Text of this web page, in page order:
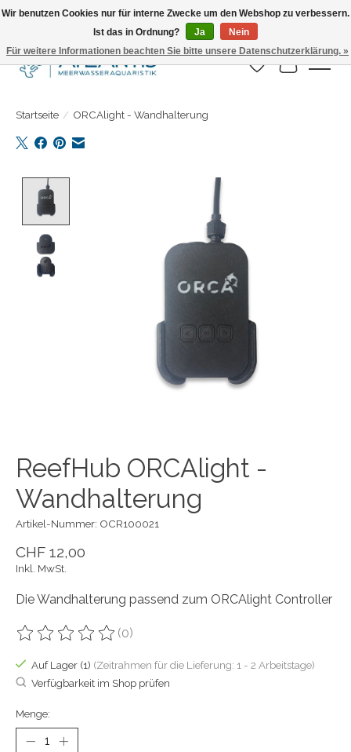
Täglicher Versand. Bestelle bis 15.00 Uhr
Wunschzettel
Ihr
Startseite / ORCAlight - Wandhalterung
Product image slideshow Items
ReefHub ORCAlight -
Wandhalterung
Artikel-Nummer: OCR100021
CHF 12,00
Inkl. MwSt.
Die Wandhalterung passend zum ORCAlight Controller
Die Bewertung dieses Produkts ist
(0)
Auf Lager (1) (Zeitrahmen für die Lieferung: 1 - 2 Arbeitstage)
Verfügbarkeit im Shop prüfen
Menge:
Wir benutzen Cookies nur für interne Zwecke um den Webshop zu verbessern.
Ist das in Ordnung?
Ja
Nein
Für weitere Informationen beachten Sie bitte unsere Datenschutzerklärung. »